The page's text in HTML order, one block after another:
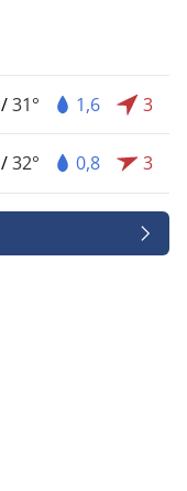
/31° 1,6 3
/32° 0,8 3